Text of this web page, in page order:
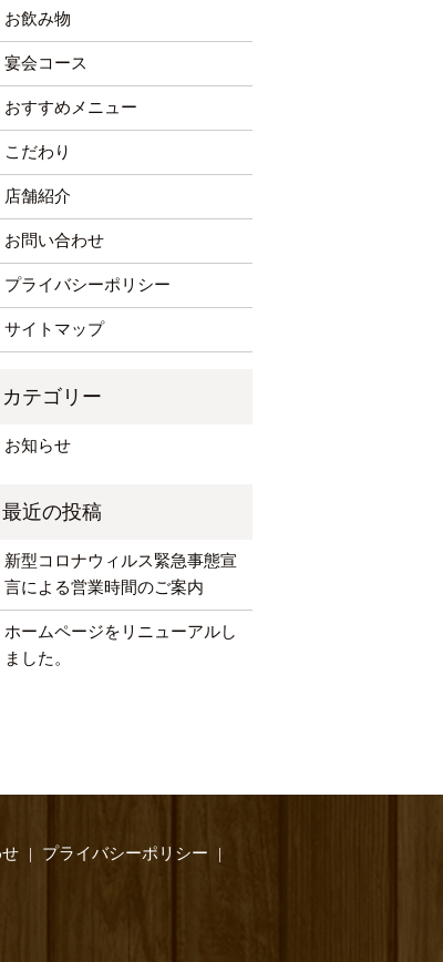
お飲み物
宴会コース
おすすめメニュー
こだわり
店舗紹介
お問い合わせ
プライバシーポリシー
サイトマップ
お知らせ
新型コロナウィルス緊急事態宣
言による営業時間のご案内
ホームページをリニューアルし
ました。
プライバシーポリシー